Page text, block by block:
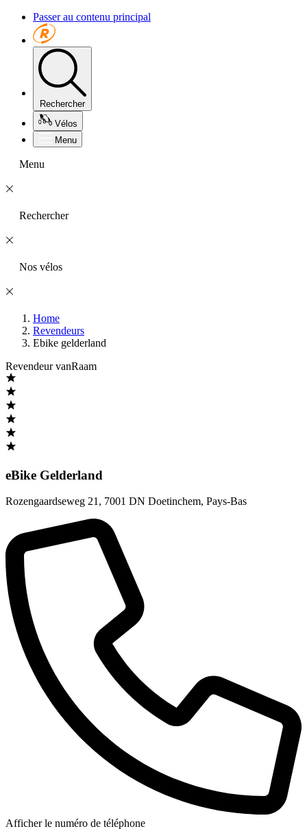
Passer au contenu principal
Rechercher
Vélos
Menu
Menu
Rechercher
Nos vélos
Home
Revendeurs
Ebike gelderland
Revendeur vanRaam
eBike Gelderland
Rozengaardseweg 21, 7001 DN Doetinchem, Pays-Bas
Afficher le numéro de téléphone